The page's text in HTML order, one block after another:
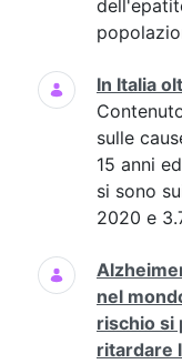
In Italia
sulle
15 anni
si sono
2020 e
nel
rischio si
ritardare